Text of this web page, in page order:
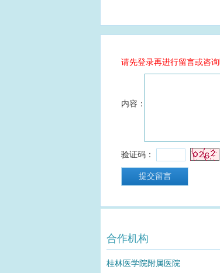
合作机构
桂林医学院附属医院